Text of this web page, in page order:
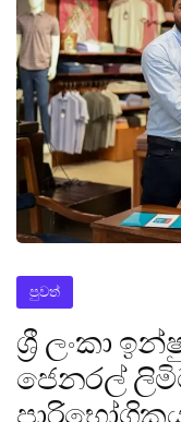
පුවත්
ශ්‍රී ලංකා
ජෙනරල්